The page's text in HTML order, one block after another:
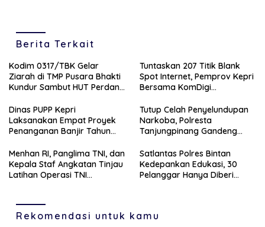
Berita Terkait
Kodim 0317/TBK Gelar
Ziarah di TMP Pusara Bhakti
Kundur Sambut HUT Perdana
Tuntaskan 207 Titik Blank
Spot Internet, Pemprov Kepri
Bersama KomDigi
Frekuensi 700MHz
Dinas PUPP Kepri
Laksanakan Empat Proyek
Penanganan Banjir Tahun
Tutup Celah Penyelundupan
Narkoba, Polresta
Tanjungpinang Gandeng
Menhan RI, Panglima TNI, dan
Kepala Staf Angkatan Tinjau
Latihan Operasi TNI
Satlantas Polres Bintan
Kedepankan Edukasi, 30
Pelanggar Hanya Diberi
Rekomendasi untuk kamu